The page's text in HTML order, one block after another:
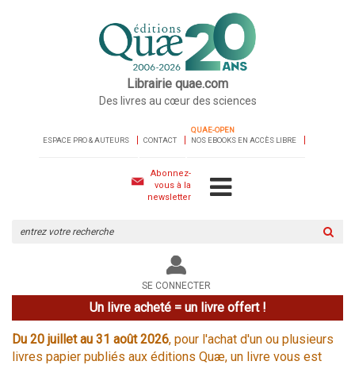
Librairie quae.com
Des livres au cœur des sciences
ESPACE PRO & AUTEURS CONTACT
QUAE-OPEN
NOS EBOOKS EN ACCÈS LIBRE
Abonnez-
vous à la
newsletter
le
site
SE CONNECTER
Un livre acheté = un livre offert !
Du 20 juillet au 31 août 2026, pour l'achat d'un ou plusieurs
livres papier publiés aux éditions Quæ, un livre vous est